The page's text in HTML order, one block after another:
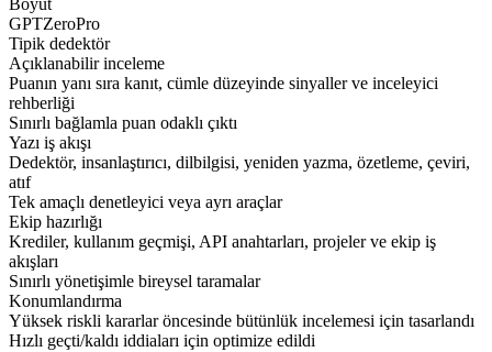
Boyut
GPTZeroPro
Tipik dedektör
Açıklanabilir inceleme
Puanın yanı sıra kanıt, cümle düzeyinde sinyaller ve inceleyici
rehberliği
Sınırlı bağlamla puan odaklı çıktı
Yazı iş akışı
Dedektör, insanlaştırıcı, dilbilgisi, yeniden yazma, özetleme, çeviri,
atıf
Tek amaçlı denetleyici veya ayrı araçlar
Ekip hazırlığı
Krediler, kullanım geçmişi, API anahtarları, projeler ve ekip iş
akışları
Sınırlı yönetişimle bireysel taramalar
Konumlandırma
Yüksek riskli kararlar öncesinde bütünlük incelemesi için tasarlandı
Hızlı geçti/kaldı iddiaları için optimize edildi